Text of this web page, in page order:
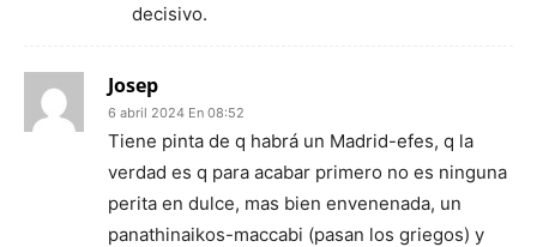
decisivo.
Josep
6 abril 2024 En 08:52
Tiene pinta de q habrá un Madrid-efes, q la
verdad es q para acabar primero no es ninguna
perita en dulce, mas bien envenenada, un
panathinaikos-maccabi (pasan los griegos) y